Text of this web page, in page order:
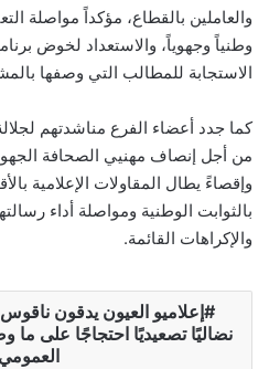
والعاملين بالقطاع، مؤكداً مواصلة
وطنياً وجهوياً، والاستعداد لخوض
الاستجابة للمطالب التي وصفها
كما جدد أعضاء الفرع مناشدتهم
من أجل إنصاف مهنيي الصحافة
وإقصاءً يطال المقاولات الإعلامية
بالثوابت الوطنية ومواصلة أداء
والإكراهات القائمة.
إعلاميو العيون يدقون
نضاليًا تصعيديًا احتجاجًا على ما